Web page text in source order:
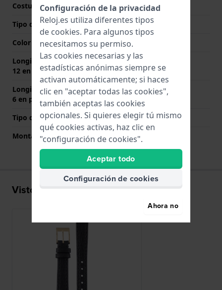
Costura de color
Negro
Tipo de cierre
Hebilla
Color del cierre
Oro
Longitud de la correa a las
12 en punto (mm)
65 mm
Longitud de la correa a las
6 en punto (mm)
105 mm
Tipo de montaje
Pasadores de resorte
Montaje Recto
Si
Visto recientemente
Configuración de la privacidad
Reloj.es utiliza diferentes tipos
de cookies. Para algunos tipos
necesitamos su permiso.
Las cookies necesarias y las
estadísticas anónimas siempre se
activan automáticamente; si haces
clic en "aceptar todas las cookies",
también aceptas las cookies
opcionales. Si quieres elegir tú mismo
qué cookies activas, haz clic en
"configuración de cookies".
Aceptar todo
Configuración de cookies
Ahora no